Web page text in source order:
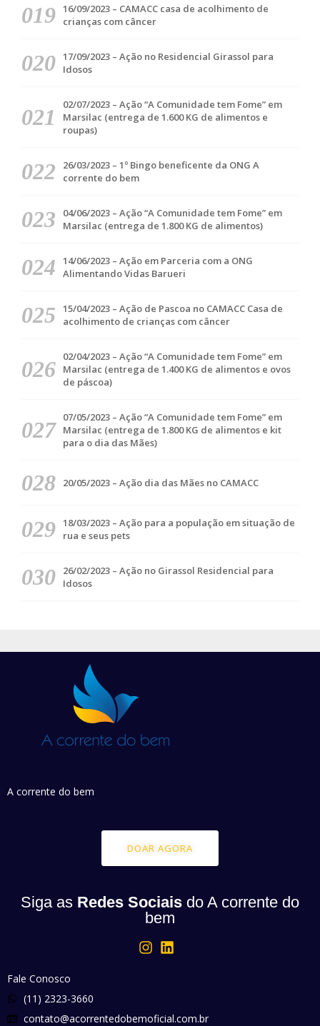
16/09/2023 – CAMACC casa de acolhimento de
crianças com câncer
17/09/2023 – Ação no Residencial Girassol para
Idosos
02/07/2023 – Ação “A Comunidade tem Fome” em
Marsilac (entrega de 1.600 KG de alimentos e
roupas)
26/03/2023 – 1º Bingo beneficente da ONG A
corrente do bem
04/06/2023 – Ação “A Comunidade tem Fome” em
Marsilac (entrega de 1.800 KG de alimentos)
14/06/2023 – Ação em Parceria com a ONG
Alimentando Vidas Barueri
15/04/2023 – Ação de Pascoa no CAMACC Casa de
acolhimento de crianças com câncer
02/04/2023 – Ação “A Comunidade tem Fome” em
Marsilac (entrega de 1.400 KG de alimentos e ovos
de páscoa)
07/05/2023 – Ação “A Comunidade tem Fome” em
Marsilac (entrega de 1.800 KG de alimentos e kit
para o dia das Mães)
20/05/2023 – Ação dia das Mães no CAMACC
18/03/2023 – Ação para a população em situação de
rua e seus pets
26/02/2023 – Ação no Girassol Residencial para
Idosos
A corrente do bem
DOAR AGORA
Siga as Redes Sociais do A corrente do
bem
Fale Conosco
(11) 2323-3660
contato@acorrentedobemoficial.com.br